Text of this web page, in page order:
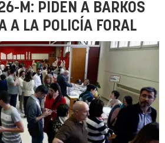
M: PIDEN A BARKOS
A LA POLICÍA FORAL